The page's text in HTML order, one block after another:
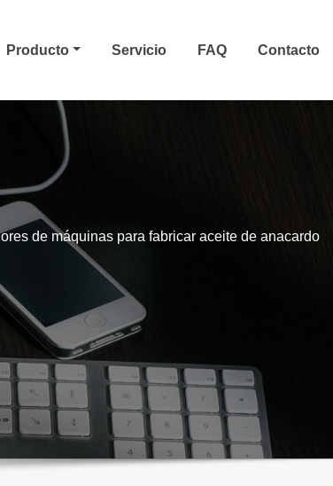
Producto Servicio FAQ Contacto
de máquinas para fabricar aceite de anacardo